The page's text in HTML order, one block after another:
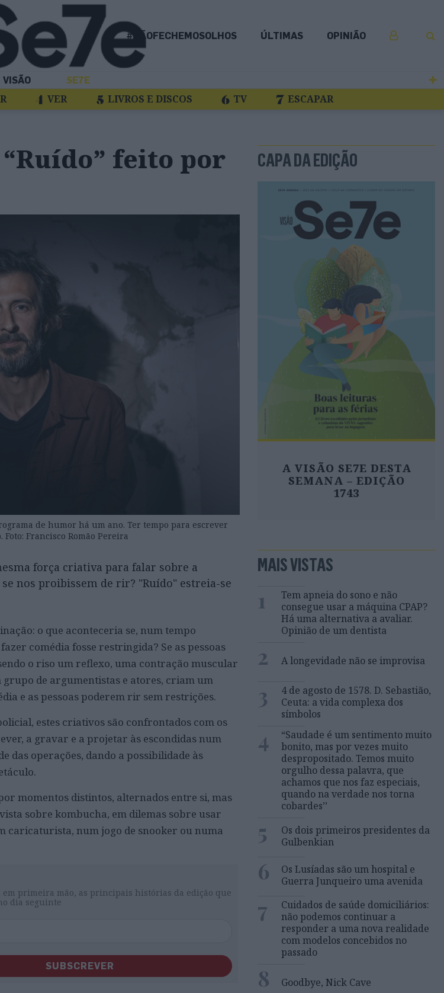
#NÃOFECHEMOSOLHOS ÚLTIMAS OPINIÃO
VISÃO SE7E
VER LIVROS E DISCOS TV ESCAPAR
feito por
de humor há um ano. Ter tempo para escrever
Francisco Romão Pereira
força criativa para falar sobre a
nos proibissem de rir? "Ruído" estreia-se
o que aconteceria se, num tempo
comédia fosse restringida? Se as pessoas
o riso um reflexo, uma contração muscular
de argumentistas e atores, criam um
e as pessoas poderem rir sem restrições.
estes criativos são confrontados com os
a gravar e a projetar às escondidas num
das operações, dando a possibilidade às
momentos distintos, alternados entre si, mas
sobre kombucha, em dilemas sobre usar
caricaturista, num jogo de snooker ou numa
em primeira mão, as principais histórias da edição que
dia seguinte
SUBSCREVER
CAPA DA EDIÇÃO
A VISÃO SE7E DESTA
SEMANA – EDIÇÃO
1743
MAIS VISTAS
1
Tem apneia do sono e não
consegue usar a máquina CPAP?
Há uma alternativa a avaliar.
Opinião de um dentista
2 A longevidade não se improvisa
3
4 de agosto de 1578. D. Sebastião,
Ceuta: a vida complexa dos
símbolos
4
“Saudade é um sentimento muito
bonito, mas por vezes muito
despropositado. Temos muito
orgulho dessa palavra, que
achamos que nos faz especiais,
quando na verdade nos torna
cobardes’’
5
Os dois primeiros presidentes da
Gulbenkian
6
Os Lusíadas são um hospital e
Guerra Junqueiro uma avenida
7
Cuidados de saúde domiciliários:
não podemos continuar a
responder a uma nova realidade
com modelos concebidos no
passado
8 Goodbye, Nick Cave